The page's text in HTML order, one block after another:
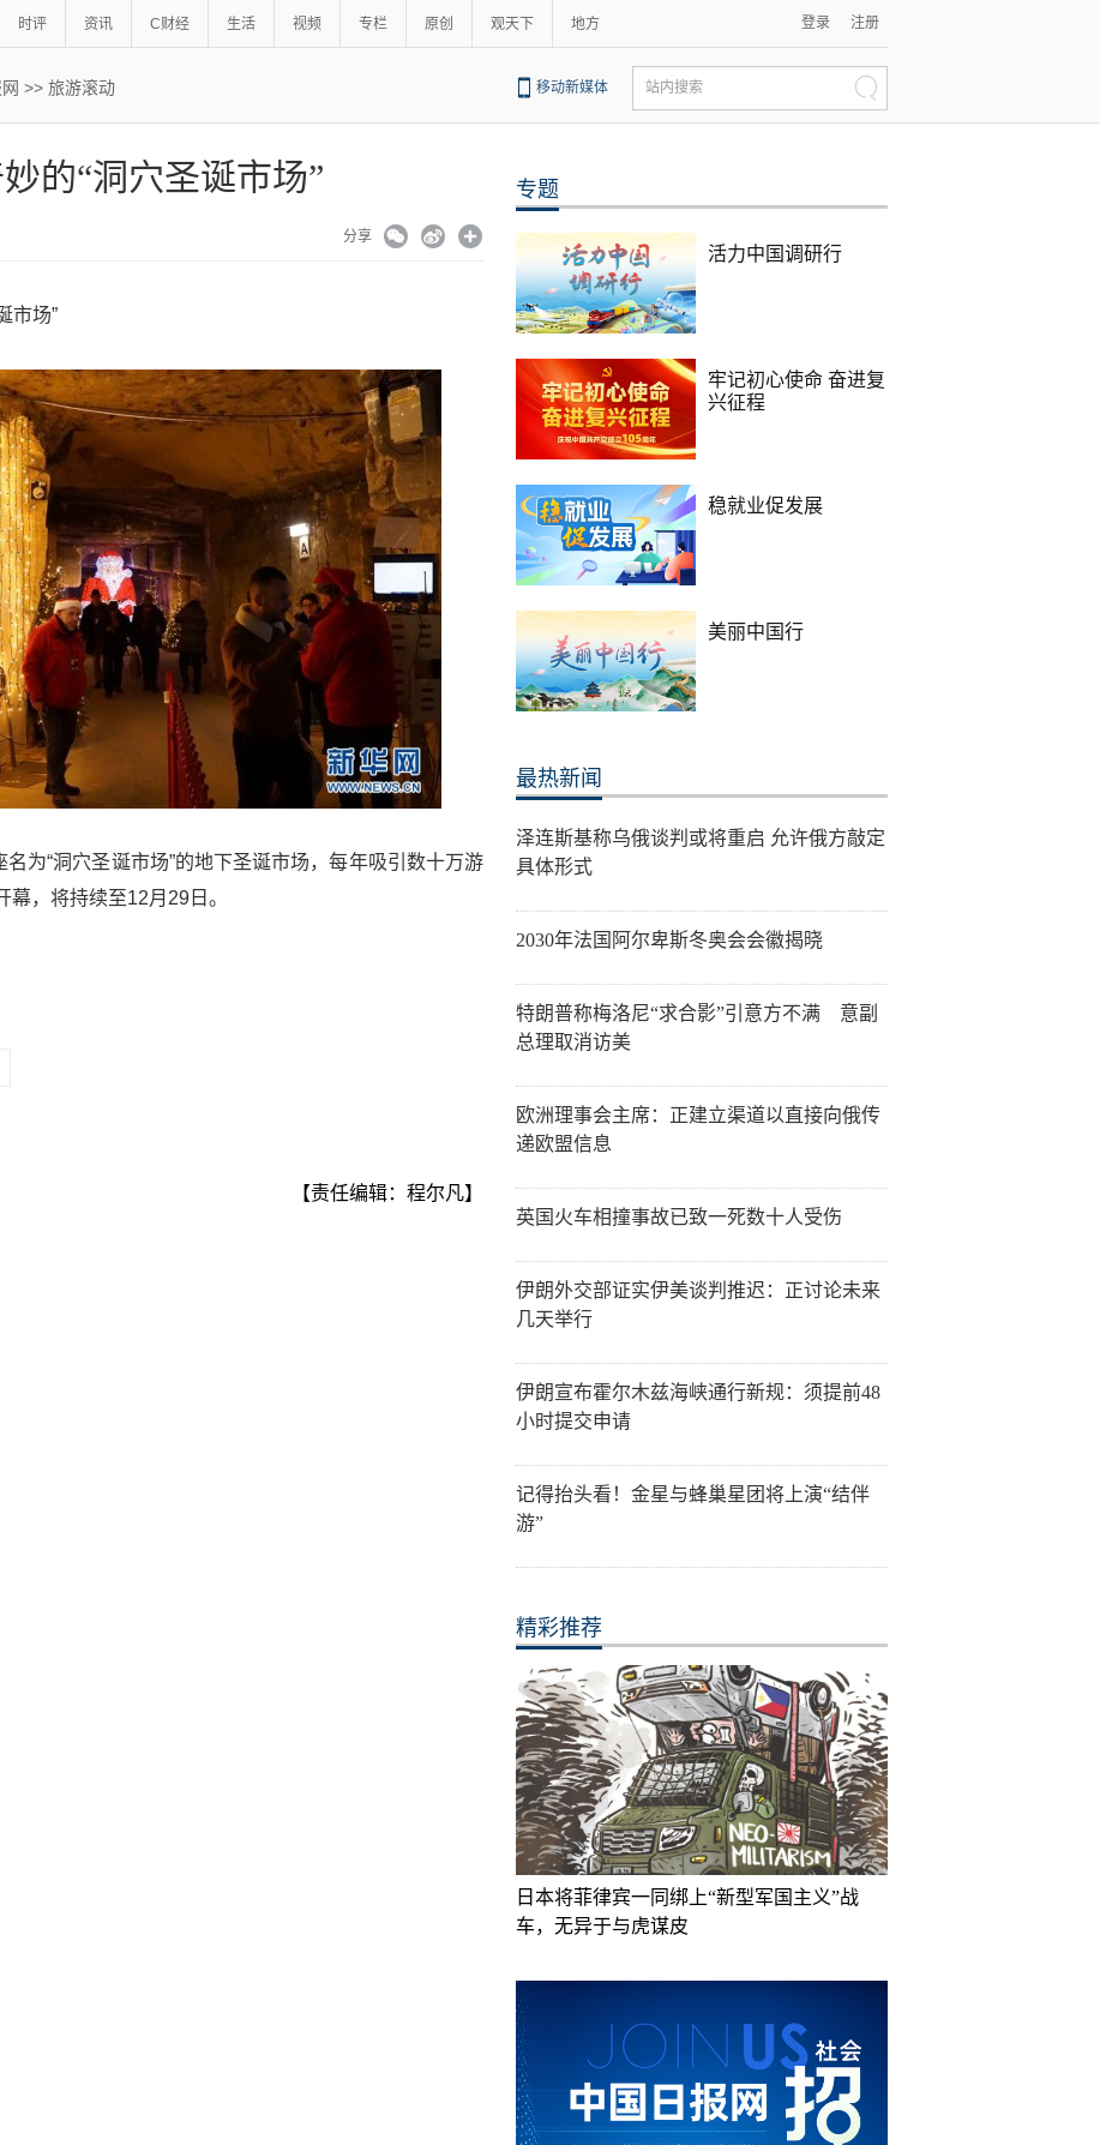
时评 资讯 C财经 生活 视频 专栏 原创 观天下 地方 登录 注册
>> 旅游滚动 移动新媒体 站内搜索
的“洞穴圣诞市场”
分享
市场”
为“洞穴圣诞市场”的地下圣诞市场，每年吸引数十万游
，将持续至12月29日。
【责任编辑：程尔凡】
专题
活力中国调研行
牢记初心使命 奋进复
兴征程
稳就业促发展
美丽中国行
最热新闻
泽连斯基称乌俄谈判或将重启 允许俄方敲定
具体形式
2030年法国阿尔卑斯冬奥会会徽揭晓
特朗普称梅洛尼“求合影”引意方不满 意副
总理取消访美
欧洲理事会主席：正建立渠道以直接向俄传
递欧盟信息
英国火车相撞事故已致一死数十人受伤
伊朗外交部证实伊美谈判推迟：正讨论未来
几天举行
伊朗宣布霍尔木兹海峡通行新规：须提前48
小时提交申请
记得抬头看！金星与蜂巢星团将上演“结伴
游”
精彩推荐
日本将菲律宾一同绑上“新型军国主义”战
车，无异于与虎谋皮